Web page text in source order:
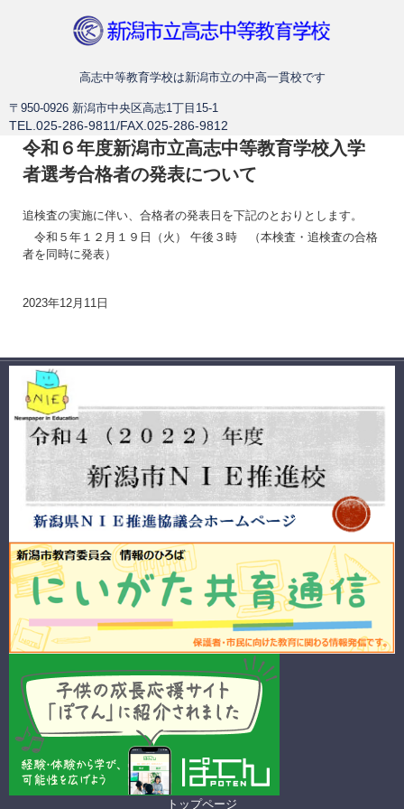
新潟市立高志中等教育学校
高志中等教育学校は新潟市立の中高一貫校です
〒950-0926 新潟市中央区高志1丁目15-1
TEL.025-286-9811/FAX.025-286-9812
令和６年度新潟市立高志中等教育学校入学
者選考合格者の発表について
追検査の実施に伴い、合格者の発表日を下記のとおりとします。
令和５年１２月１９日（火） 午後３時 （本検査・追検査の合格
者を同時に発表）
2023年12月11日
トップページ